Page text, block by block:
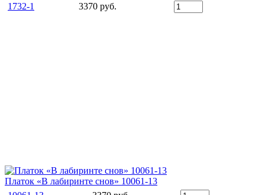
1732-1
3370 руб.
Платок «В лабиринте снов» 10061-13